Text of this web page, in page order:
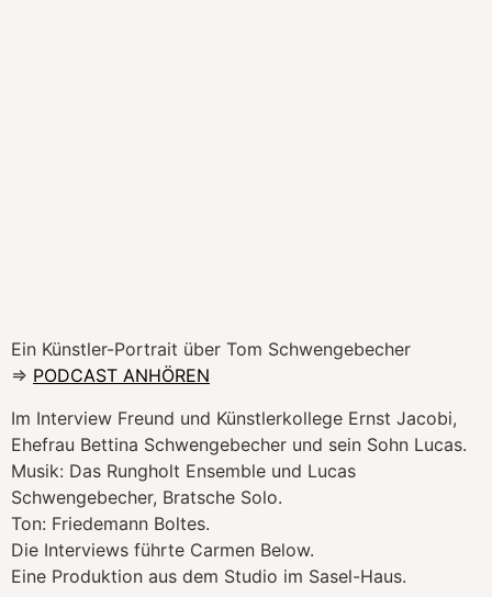
Ein Künstler-Portrait über Tom Schwengebecher
=> PODCAST ANHÖREN
Im Interview Freund und Künstlerkollege Ernst Jacobi,
Ehefrau Bettina Schwengebecher und sein Sohn Lucas.
Musik: Das Rungholt Ensemble und Lucas
Schwengebecher, Bratsche Solo.
Ton: Friedemann Boltes.
Die Interviews führte Carmen Below.
Eine Produktion aus dem Studio im Sasel-Haus.